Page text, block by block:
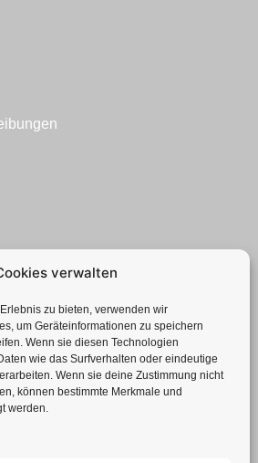
verwalten
zu bieten, verwenden wir
um Geräteinformationen zu speichern
Wenn sie diesen Technologien
wie das Surfverhalten oder eindeutige
Wenn sie deine Zustimmung nicht
können bestimmte Merkmale und
werden.
GmbH